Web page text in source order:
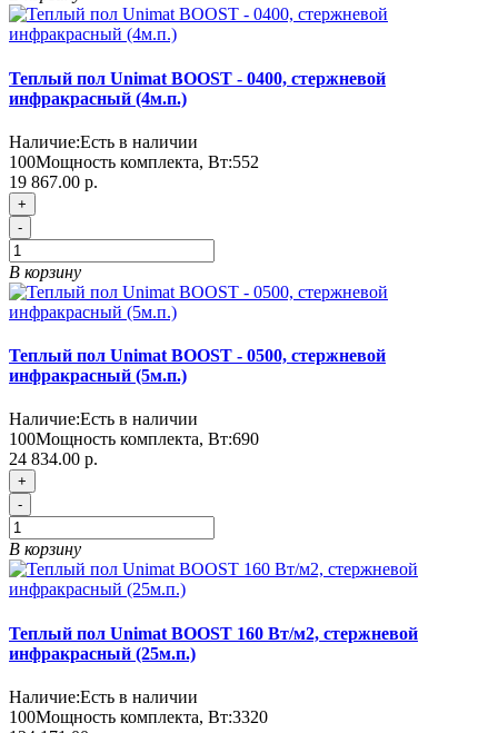
Теплый пол Unimat BOOST - 0400, стержневой
инфракрасный (4м.п.)
Наличие:Есть в наличии
100Мощность комплекта, Вт:552
19 867.00 р.
+
-
В корзину
Теплый пол Unimat BOOST - 0500, стержневой
инфракрасный (5м.п.)
Наличие:Есть в наличии
100Мощность комплекта, Вт:690
24 834.00 р.
+
-
В корзину
Теплый пол Unimat BOOST 160 Вт/м2, стержневой
инфракрасный (25м.п.)
Наличие:Есть в наличии
100Мощность комплекта, Вт:3320